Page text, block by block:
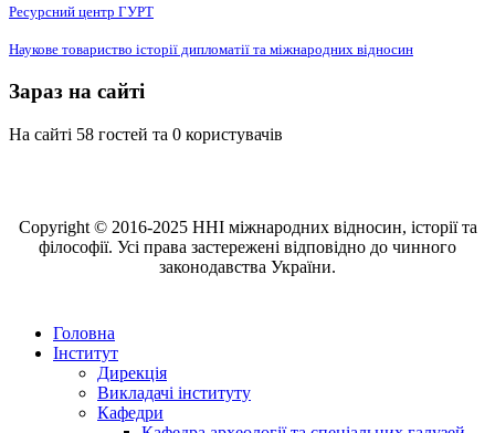
Ресурсний центр ГУРТ
Наукове товариство історії дипломатії та міжнародних відносин
Зараз на сайті
На сайті 58 гостей та 0 користувачів
Copyright © 2016-2025 ННІ міжнародних відносин, історії та
філософії. Усі права застережені відповідно до чинного
законодавства України.
Головна
Інститут
Дирекція
Викладачі інституту
Кафедри